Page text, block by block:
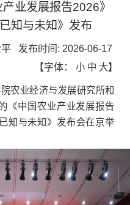
业发展报告2026》
知与未知》发布
发布时间: 2026-06-17
【字体： 小 中 大】
农业经济与发展研究所和
《中国农业产业发展报告
知与未知》发布会在京举